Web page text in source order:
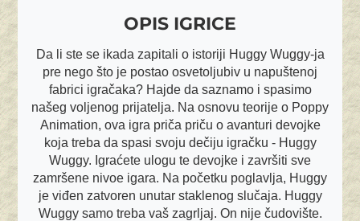
OPIS IGRICE
Da li ste se ikada zapitali o istoriji Huggy Wuggy-ja
pre nego što je postao osvetoljubiv u napuštenoj
fabrici igračaka? Hajde da saznamo i spasimo
našeg voljenog prijatelja. Na osnovu teorije o Poppy
Animation, ova igra priča priču o avanturi devojke
koja treba da spasi svoju dečiju igračku - Huggy
Wuggy. Igraćete ulogu te devojke i završiti sve
zamršene nivoe igara. Na početku poglavlja, Huggy
je viđen zatvoren unutar staklenog slučaja. Huggy
Wuggy samo treba vaš zagrljaj. On nije čudovište.